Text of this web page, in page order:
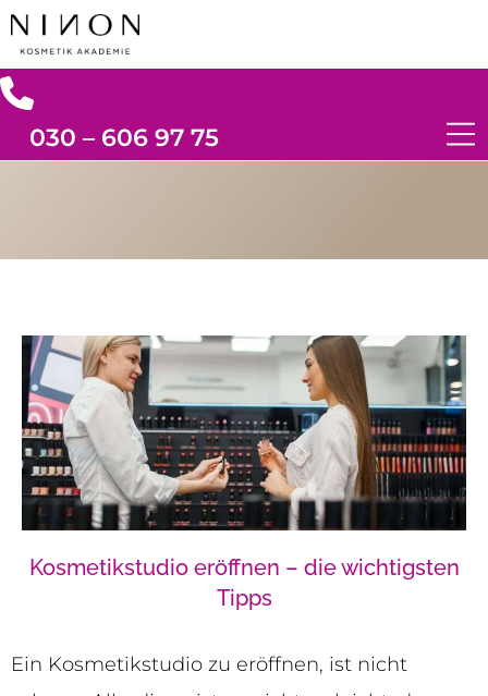
030 – 606 97 75
Kosmetikstudio eröffnen – die wichtigsten
Tipps
Ein Kosmetikstudio zu eröffnen, ist nicht